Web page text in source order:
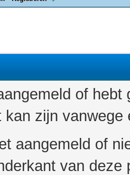
of
kan zijn
aangemeld of
van